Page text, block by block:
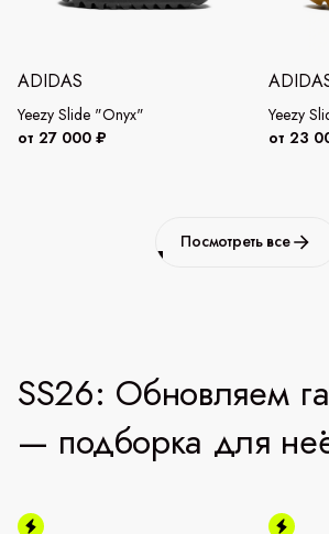
ADIDAS
Yeezy Slide "Onyx"
от 27 000 ₽
Yeezy
от 23
Посмотреть все
SS26: Обновляем
— подборка для